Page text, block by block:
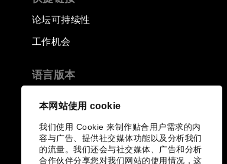
本网站使用 cookie
我们使用 Cookie 来制作贴合用户需求的内
容与广告、提供社交媒体功能以及分析我们
的流量。我们还会与社交媒体、广告和分析
合作伙伴分享您对我们网站的使用情况，这
论坛可持续性
工作机会
语言版本